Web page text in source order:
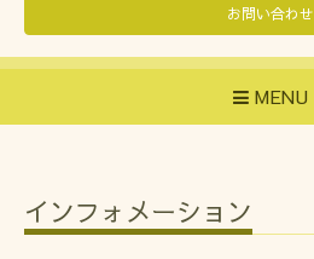
お問い合わせ
MENU
インフォメーション